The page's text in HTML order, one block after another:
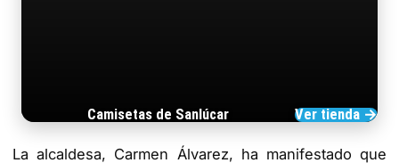
Camisetas de Sanlúcar Ver tienda →
La alcaldesa, Carmen Álvarez, ha manifestado que